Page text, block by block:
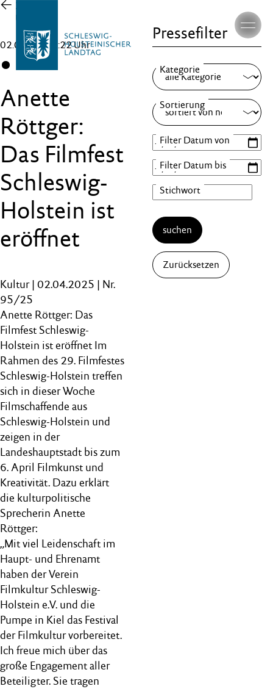
Zur
Übersicht
02.04.25 , 16:22 Uhr
Anette
Röttger:
Das Filmfest
Schleswig-
Holstein ist
eröffnet
Kultur | 02.04.2025 | Nr.
95/25
Anette Röttger: Das
Filmfest Schleswig-
Holstein ist eröffnet Im
Rahmen des 29. Filmfestes
Schleswig-Holstein treffen
sich in dieser Woche
Filmschaffende aus
Schleswig-Holstein und
zeigen in der
Landeshauptstadt bis zum
6. April Filmkunst und
Kreativität. Dazu erklärt
die kulturpolitische
Sprecherin Anette
Röttger:
„Mit viel Leidenschaft im
Haupt- und Ehrenamt
haben der Verein
Filmkultur Schleswig-
Holstein e.V. und die
Pumpe in Kiel das Festival
der Filmkultur vorbereitet.
Ich freue mich über das
große Engagement aller
Beteiligter. Sie tragen
Pressefilter
suchen
Zurücksetzen